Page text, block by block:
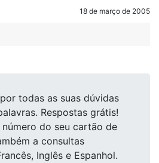
18 de março de 2005
todas as suas dúvidas
Respostas grátis!
do seu cartão de
a consultas
Inglês e Espanhol.